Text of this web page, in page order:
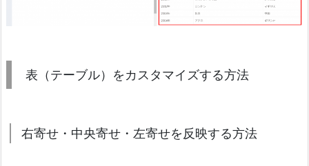
表（テーブル）をカスタマイズする方法
右寄せ・中央寄せ・左寄せを反映する方法